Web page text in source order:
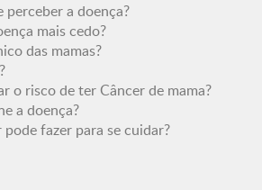
a doença?
mais cedo?
das mamas?
o risco de ter Câncer de mama?
a doença?
fazer para se cuidar?